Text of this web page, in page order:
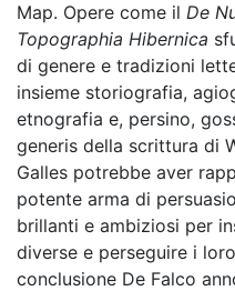
Map. Opere come il De
Topographia Hibernica
di genere e tradizioni
insieme storiografia,
etnografia e, persino,
generis della scrittura di
Galles potrebbe aver
potente arma di
brillanti e ambiziosi per
diverse e perseguire i
conclusione De Falco